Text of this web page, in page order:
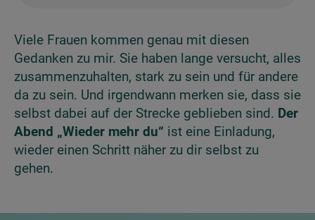
Viele Frauen kommen genau mit diesen
Gedanken zu mir. Sie haben lange versucht, alles
zusammenzuhalten, stark zu sein und für andere
da zu sein. Und irgendwann merken sie, dass sie
selbst dabei auf der Strecke geblieben sind. Der
Abend „Wieder mehr du“ ist eine Einladung,
wieder einen Schritt näher zu dir selbst zu
gehen.